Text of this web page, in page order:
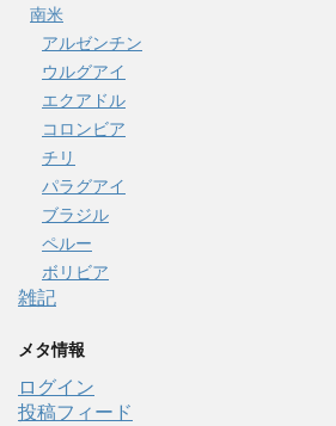
南米
アルゼンチン
ウルグアイ
エクアドル
コロンビア
チリ
パラグアイ
ブラジル
ペルー
ボリビア
雑記
メタ情報
ログイン
投稿フィード